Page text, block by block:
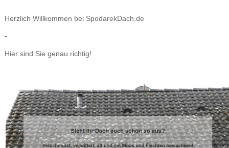
Herzlich Willkommen bei SpodarekDach.de
-
Hier sind Sie genau richtig!